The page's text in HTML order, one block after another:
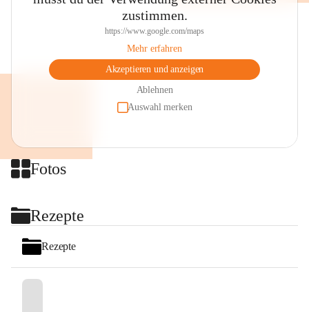
zustimmen.
https://www.google.com/maps
Mehr erfahren
Akzeptieren und anzeigen
Ablehnen
Auswahl merken
Fotos
Rezepte
Rezepte